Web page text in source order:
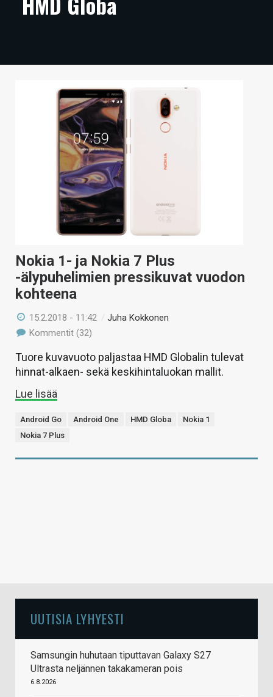
ARTIKKELIT
TECHBBS
VAIHDA TEEMA
Nokia 1- ja Nokia 7 Plus
-älypuhelimien pressikuvat vuodon
kohteena
15.2.2018 - 11:42 /Juha Kokkonen
Kommentit (32)
Tuore kuvavuoto paljastaa HMD Globalin tulevat
hinnat-alkaen- sekä keskihintaluokan mallit.
Lue lisää
Android Go Android One HMD Globa
Nokia 1
Nokia 7 Plus
UUTISIA LYHYESTI
Samsungin huhutaan tiputtavan Galaxy S27
Ultrasta neljännen takakameran pois
6.8.2026